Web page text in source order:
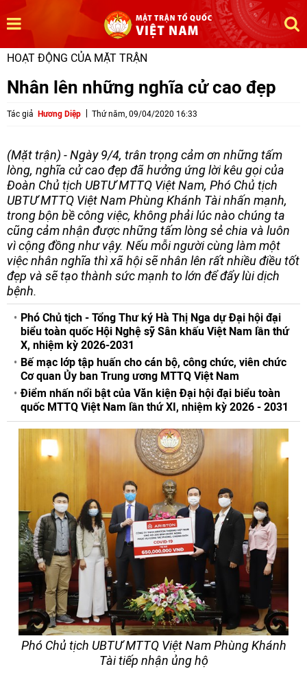
HOẠT ĐỘNG CỦA MẶT TRẬN
Nhân lên những nghĩa cử cao đẹp
Tác giả Hương Diệp Thứ năm, 09/04/2020 16:33
(Mặt trận) - Ngày 9/4, trân trọng cảm ơn những tấm
lòng, nghĩa cử cao đẹp đã hưởng ứng lời kêu gọi của
Đoàn Chủ tịch UBTƯ MTTQ Việt Nam, Phó Chủ tịch
UBTƯ MTTQ Việt Nam Phùng Khánh Tài nhấn mạnh,
trong bộn bề công việc, không phải lúc nào chúng ta
cũng cảm nhận được những tấm lòng sẻ chia và luôn
vì cộng đồng như vậy. Nếu mỗi người cùng làm một
việc nhân nghĩa thì xã hội sẽ nhân lên rất nhiều điều tốt
đẹp và sẽ tạo thành sức mạnh to lớn để đẩy lùi dịch
bệnh.
Phó Chủ tịch - Tổng Thư ký Hà Thị Nga dự Đại hội đại
biểu toàn quốc Hội Nghệ sỹ Sân khấu Việt Nam lần thứ
X, nhiệm kỳ 2026-2031
Bế mạc lớp tập huấn cho cán bộ, công chức, viên chức
Cơ quan Ủy ban Trung ương MTTQ Việt Nam
Điểm nhấn nổi bật của Văn kiện Đại hội đại biểu toàn
quốc MTTQ Việt Nam lần thứ XI, nhiệm kỳ 2026 - 2031
Phó Chủ tịch UBTƯ MTTQ Việt Nam Phùng Khánh
Tài tiếp nhận ủng hộ